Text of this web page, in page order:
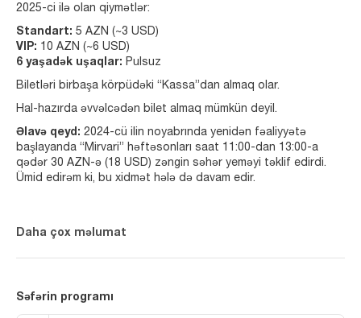
2025-ci ilə olan qiymətlər:
Standart: 5 AZN (~3 USD)
VIP: 10 AZN (~6 USD)
6 yaşadək uşaqlar: Pulsuz
Biletləri birbaşa körpüdəki “Kassa”dan almaq olar.
Hal-hazırda əvvəlcədən bilet almaq mümkün deyil.
Əlavə qeyd: 2024-cü ilin noyabrında yenidən fəaliyyətə
başlayanda “Mirvari” həftəsonları saat 11:00-dan 13:00-a
qədər 30 AZN-ə (18 USD) zəngin səhər yeməyi təklif edirdi.
Ümid edirəm ki, bu xidmət hələ də davam edir.
Daha çox məlumat
Səfərin programı